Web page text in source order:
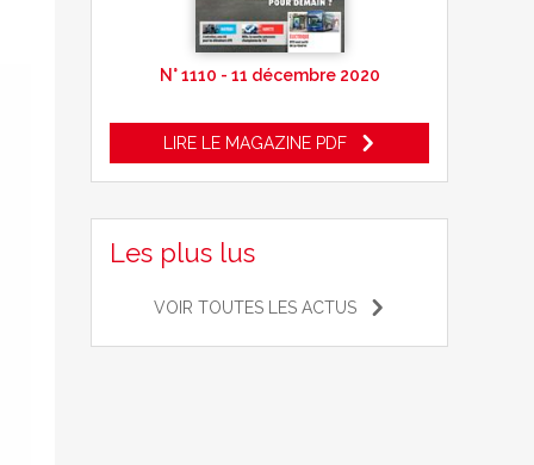
N° 1110 - 11 décembre 2020
LIRE LE MAGAZINE PDF
Les plus lus
VOIR TOUTES LES ACTUS